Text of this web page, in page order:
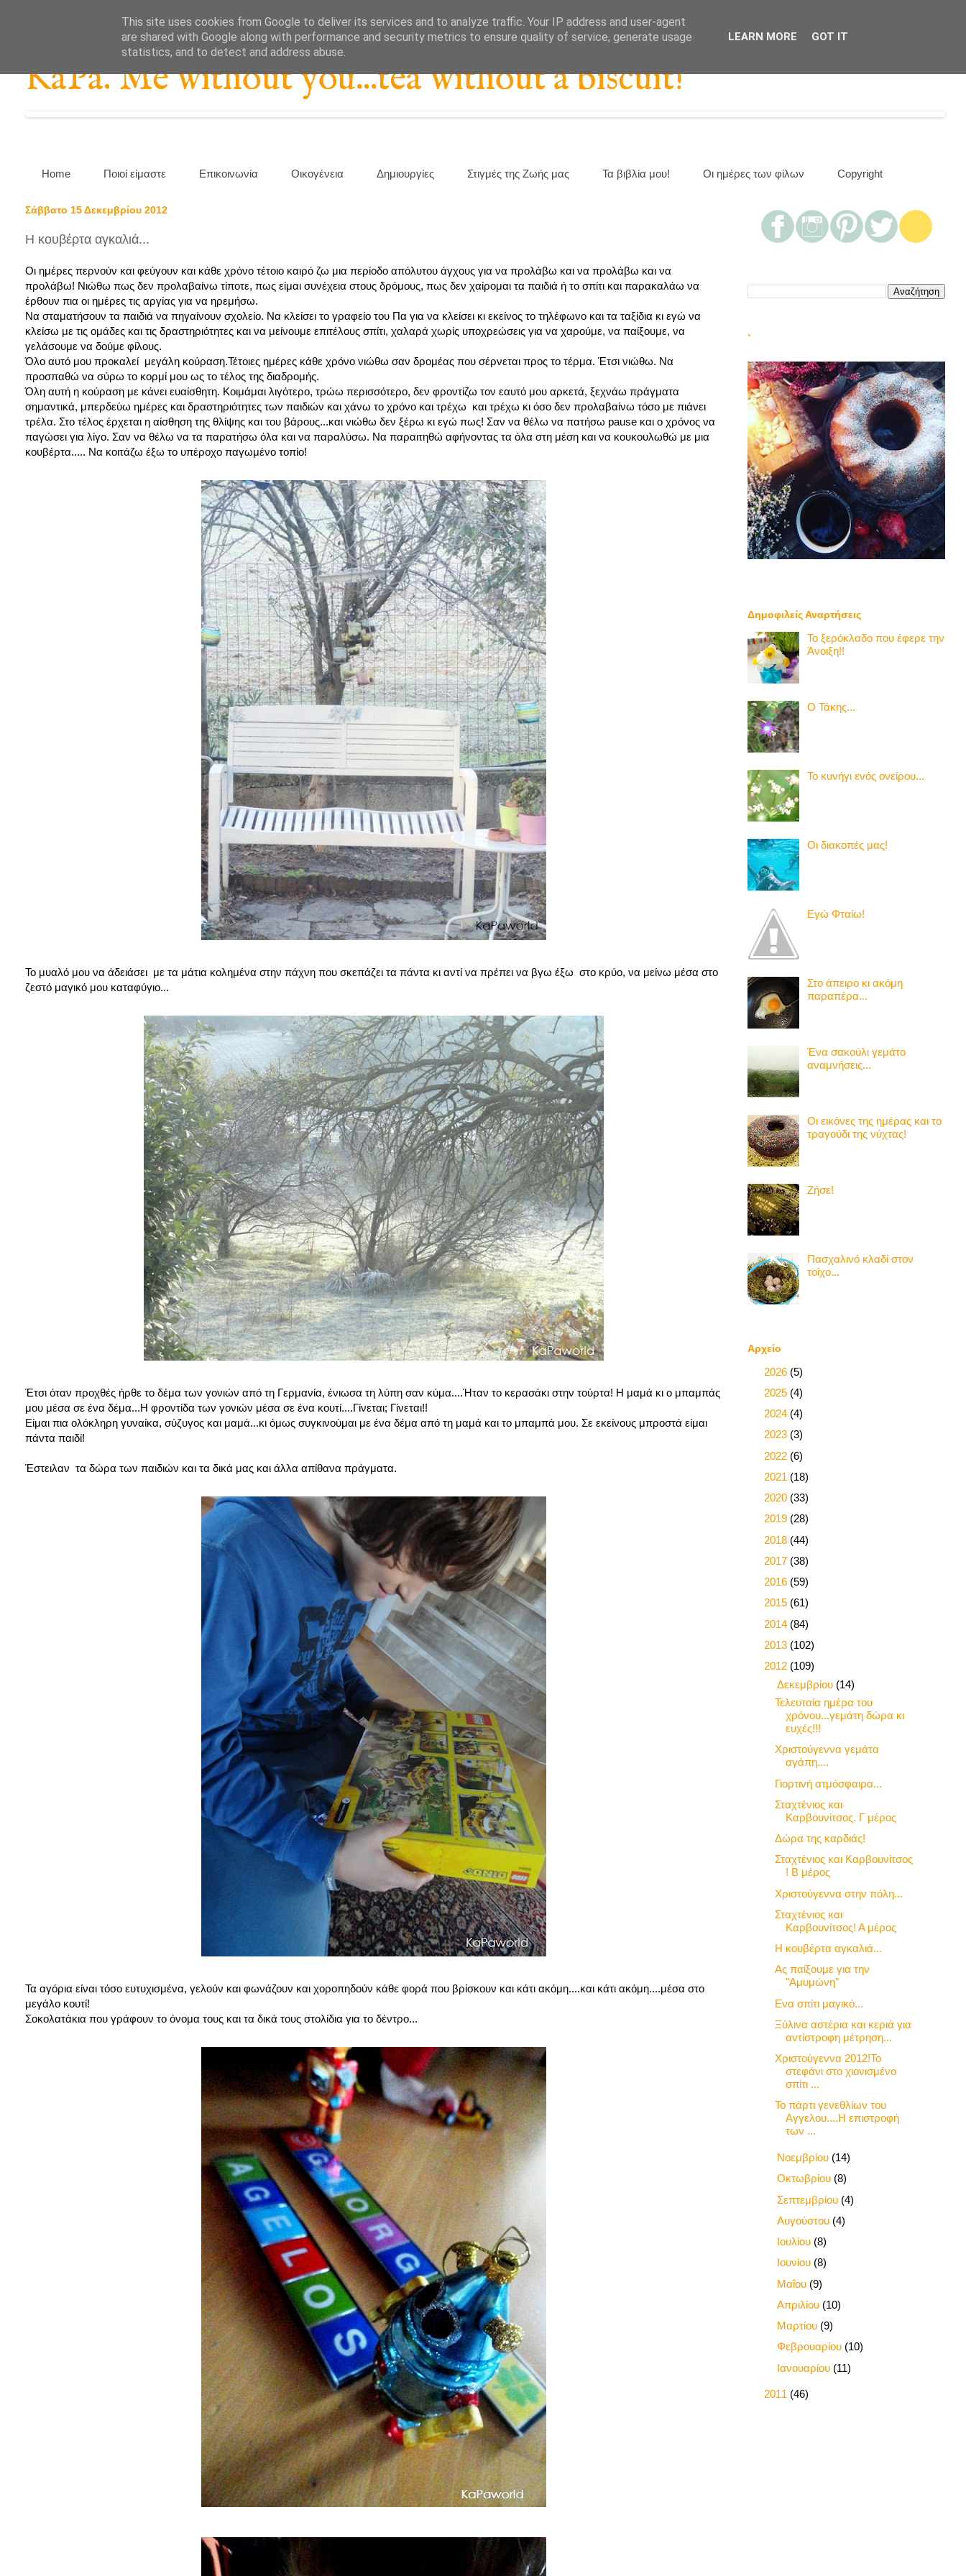
KaPa. Me without you...tea without a biscuit!
Home Ποιοί είμαστε Επικοινωνία Οικογένεια Δημιουργίες Στιγμές της Ζωής μας Τα βιβλία μου! Οι ημέρες των φίλων Copyright
Σάββατο 15 Δεκεμβρίου 2012
Η κουβέρτα αγκαλιά...
Οι ημέρες περνούν και φεύγουν και κάθε χρόνο τέτοιο καιρό ζω μια περίοδο απόλυτου άγχους για να προλάβω και να προλάβω και να
προλάβω! Νιώθω πως δεν προλαβαίνω τίποτε, πως είμαι συνέχεια στους δρόμους, πως δεν χαίρομαι τα παιδιά ή το σπίτι και παρακαλάω να
έρθουν πια οι ημέρες τις αργίας για να ηρεμήσω.
Να σταματήσουν τα παιδιά να πηγαίνουν σχολείο. Να κλείσει το γραφείο του Πα για να κλείσει κι εκείνος το τηλέφωνο και τα ταξίδια κι εγώ να
κλείσω με τις ομάδες και τις δραστηριότητες και να μείνουμε επιτέλους σπίτι, χαλαρά χωρίς υποχρεώσεις για να χαρούμε, να παίξουμε, να
γελάσουμε να δούμε φίλους.
Όλο αυτό μου προκαλεί μεγάλη κούραση.Τέτοιες ημέρες κάθε χρόνο νιώθω σαν δρομέας που σέρνεται προς το τέρμα. Έτσι νιώθω. Να
προσπαθώ να σύρω το κορμί μου ως το τέλος της διαδρομής.
Όλη αυτή η κούραση με κάνει ευαίσθητη. Κοιμάμαι λιγότερο, τρώω περισσότερο, δεν φροντίζω τον εαυτό μου αρκετά, ξεχνάω πράγματα
σημαντικά, μπερδεύω ημέρες και δραστηριότητες των παιδιών και χάνω το χρόνο και τρέχω και τρέχω κι όσο δεν προλαβαίνω τόσο με πιάνει
τρέλα. Στο τέλος έρχεται η αίσθηση της θλίψης και του βάρους...και νιώθω δεν ξέρω κι εγώ πως! Σαν να θέλω να πατήσω pause και ο χρόνος να
παγώσει για λίγο. Σαν να θέλω να τα παρατήσω όλα και να παραλύσω. Να παραιτηθώ αφήνοντας τα όλα στη μέση και να κουκουλωθώ με μια
κουβέρτα..... Να κοιτάζω έξω το υπέροχο παγωμένο τοπίο!
Το μυαλό μου να άδειάσει με τα μάτια κολημένα στην πάχνη που σκεπάζει τα πάντα κι αντί να πρέπει να βγω έξω στο κρύο, να μείνω μέσα στο
ζεστό μαγικό μου καταφύγιο...
Έτσι όταν προχθές ήρθε το δέμα των γονιών από τη Γερμανία, ένιωσα τη λύπη σαν κύμα....Ήταν το κερασάκι στην τούρτα! Η μαμά κι ο μπαμπάς
μου μέσα σε ένα δέμα...Η φροντίδα των γονιών μέσα σε ένα κουτί....Γίνεται; Γίνεται!!
Είμαι πια ολόκληρη γυναίκα, σύζυγος και μαμά...κι όμως συγκινούμαι με ένα δέμα από τη μαμά και το μπαμπά μου. Σε εκείνους μπροστά είμαι
πάντα παιδί!
Έστειλαν τα δώρα των παιδιών και τα δικά μας και άλλα απίθανα πράγματα.
Τα αγόρια είναι τόσο ευτυχισμένα, γελούν και φωνάζουν και χοροπηδούν κάθε φορά που βρίσκουν και κάτι ακόμη....και κάτι ακόμη....μέσα στο
μεγάλο κουτί!
Σοκολατάκια που γράφουν το όνομα τους και τα δικά τους στολίδια για το δέντρο...
`
Δημοφιλείς Αναρτήσεις
Το ξερόκλαδο που έφερε την
Άνοιξη!!
Ο Τάκης...
Το κυνήγι ενός ονείρου...
Οι διακοπές μας!
Εγώ Φταίω!
Στο άπειρο κι ακόμη
παραπέρα...
Ένα σακούλι γεμάτο
αναμνήσεις...
Οι εικόνες της ημέρας και το
τραγούδι της νύχτας!
Ζήσε!
Πασχαλινό κλαδί στον
τοίχο...
Αρχείο
2026 (5)
2025 (4)
2024 (4)
2023 (3)
2022 (6)
2021 (18)
2020 (33)
2019 (28)
2018 (44)
2017 (38)
2016 (59)
2015 (61)
2014 (84)
2013 (102)
2012 (109)
Δεκεμβρίου (14)
Τελευταία ημέρα του
χρόνου...γεμάτη δώρα κι
ευχές!!!
Χριστούγεννα γεμάτα
αγάπη....
Γιορτινή ατμόσφαιρα...
Σταχτένιος και
Καρβουνίτσος. Γ μέρος
Δώρα της καρδιάς!
Σταχτένιος και Καρβουνίτσος
! Β μέρος
Χριστούγεννα στην πόλη...
Σταχτένιος και
Καρβουνίτσος! Α μέρος
Η κουβέρτα αγκαλιά...
Ας παίξουμε για την
"Αμυμώνη"
Ενα σπίτι μαγικό...
Ξύλινα αστέρια και κεριά για
αντίστροφη μέτρηση...
Χριστούγεννα 2012!Το
στεφάνι στο χιονισμένο
σπίτι ...
Το πάρτι γενεθλίων του
Αγγελου....Η επιστροφή
των ...
Νοεμβρίου (14)
Οκτωβρίου (8)
Σεπτεμβρίου (4)
Αυγούστου (4)
Ιουλίου (8)
Ιουνίου (8)
Μαΐου (9)
Απριλίου (10)
Μαρτίου (9)
Φεβρουαρίου (10)
Ιανουαρίου (11)
2011 (46)
This site uses cookies from Google to deliver its services and to analyze traffic. Your IP address and user-agent
are shared with Google along with performance and security metrics to ensure quality of service, generate usage
statistics, and to detect and address abuse.
LEARN MORE GOT IT